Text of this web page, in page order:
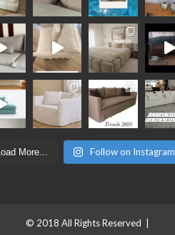
More... Follow on Instagram
© 2018 All Rights Reserved |